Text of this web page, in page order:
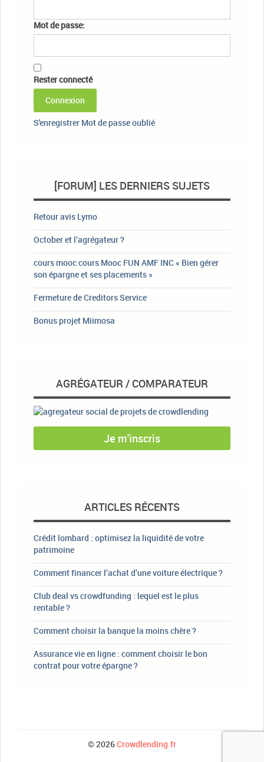
Mot de passe:
Rester connecté
Connexion
S'enregistrer Mot de passe oublié
[FORUM] LES DERNIERS SUJETS
Retour avis Lymo
October et l’agrégateur ?
cours mooc cours Mooc FUN AMF INC « Bien gérer
son épargne et ses placements »
Fermeture de Creditors Service
Bonus projet Miimosa
AGRÉGATEUR / COMPARATEUR
Je m'inscris
ARTICLES RÉCENTS
Crédit lombard : optimisez la liquidité de votre
patrimoine
Comment financer l’achat d’une voiture électrique ?
Club deal vs crowdfunding : lequel est le plus
rentable ?
Comment choisir la banque la moins chère ?
Assurance vie en ligne : comment choisir le bon
contrat pour votre épargne ?
© 2026Crowdlending.fr